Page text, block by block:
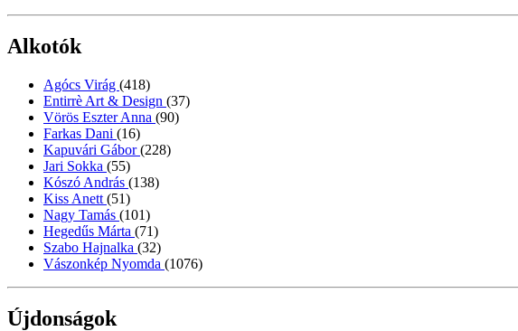
Alkotók
Agócs Virág (418)
Entirrè Art & Design (37)
Vörös Eszter Anna (90)
Farkas Dani (16)
Kapuvári Gábor(228)
Jari Sokka (55)
Kószó András (138)
Kiss Anett (51)
Nagy Tamás (101)
Hegedűs Márta (71)
Szabo Hajnalka (32)
Vászonkép Nyomda (1076)
Újdonságok